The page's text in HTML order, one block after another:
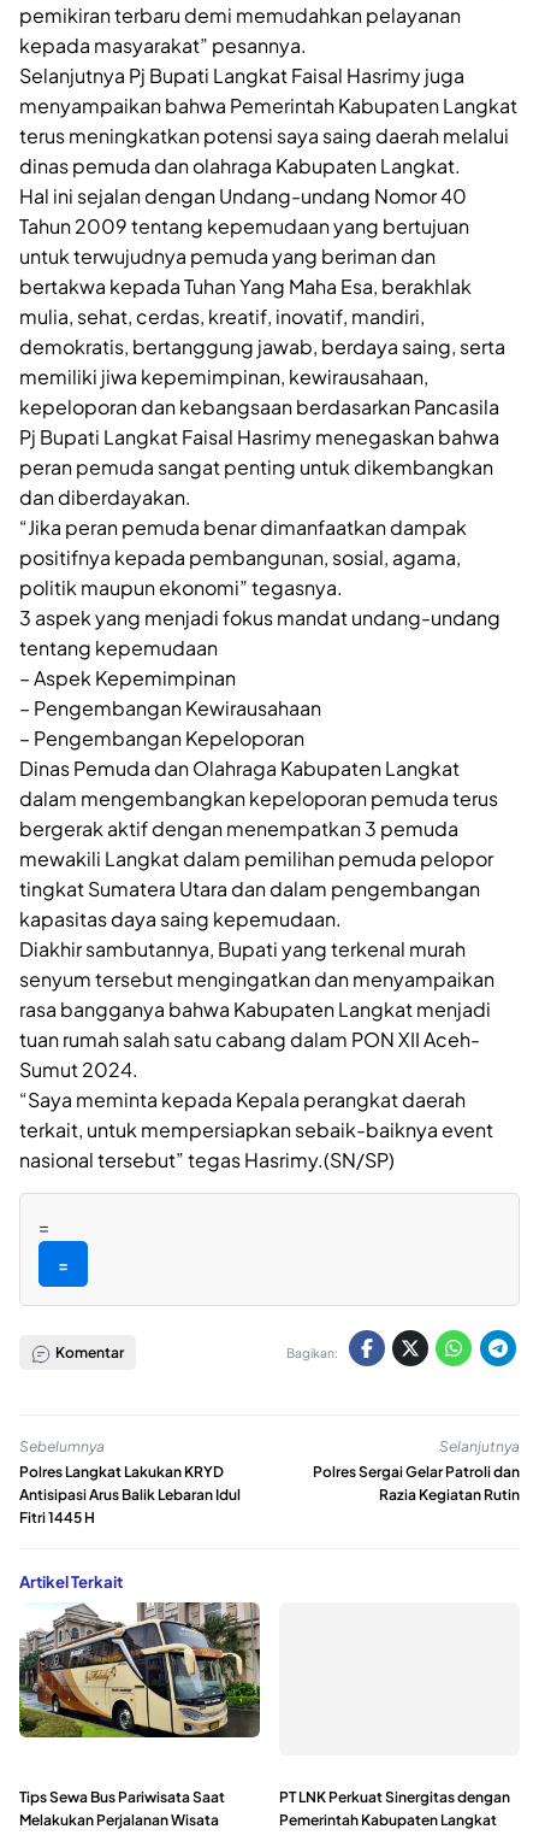
pemikiran terbaru demi memudahkan pelayanan
kepada masyarakat” pesannya.
Selanjutnya Pj Bupati Langkat Faisal Hasrimy juga
menyampaikan bahwa Pemerintah Kabupaten Langkat
terus meningkatkan potensi saya saing daerah melalui
dinas pemuda dan olahraga Kabupaten Langkat.
Hal ini sejalan dengan Undang-undang Nomor 40
Tahun 2009 tentang kepemudaan yang bertujuan
untuk terwujudnya pemuda yang beriman dan
bertakwa kepada Tuhan Yang Maha Esa, berakhlak
mulia, sehat, cerdas, kreatif, inovatif, mandiri,
demokratis, bertanggung jawab, berdaya saing, serta
memiliki jiwa kepemimpinan, kewirausahaan,
kepeloporan dan kebangsaan berdasarkan Pancasila
Pj Bupati Langkat Faisal Hasrimy menegaskan bahwa
peran pemuda sangat penting untuk dikembangkan
dan diberdayakan.
“Jika peran pemuda benar dimanfaatkan dampak
positifnya kepada pembangunan, sosial, agama,
politik maupun ekonomi” tegasnya.
3 aspek yang menjadi fokus mandat undang-undang
tentang kepemudaan
– Aspek Kepemimpinan
– Pengembangan Kewirausahaan
– Pengembangan Kepeloporan
Dinas Pemuda dan Olahraga Kabupaten Langkat
dalam mengembangkan kepeloporan pemuda terus
bergerak aktif dengan menempatkan 3 pemuda
mewakili Langkat dalam pemilihan pemuda pelopor
tingkat Sumatera Utara dan dalam pengembangan
kapasitas daya saing kepemudaan.
Diakhir sambutannya, Bupati yang terkenal murah
senyum tersebut mengingatkan dan menyampaikan
rasa bangganya bahwa Kabupaten Langkat menjadi
tuan rumah salah satu cabang dalam PON XII Aceh-
Sumut 2024.
“Saya meminta kepada Kepala perangkat daerah
terkait, untuk mempersiapkan sebaik-baiknya event
nasional tersebut” tegas Hasrimy.(SN/SP)
=
=
Komentar Bagikan:
Sebelumnya
Polres Langkat Lakukan KRYD
Antisipasi Arus Balik Lebaran Idul
Fitri 1445 H
Selanjutnya
Polres Sergai Gelar Patroli dan
Razia Kegiatan Rutin
Artikel Terkait
Tips Sewa Bus Pariwisata Saat
Melakukan Perjalanan Wisata
PT LNK Perkuat Sinergitas dengan
Pemerintah Kabupaten Langkat